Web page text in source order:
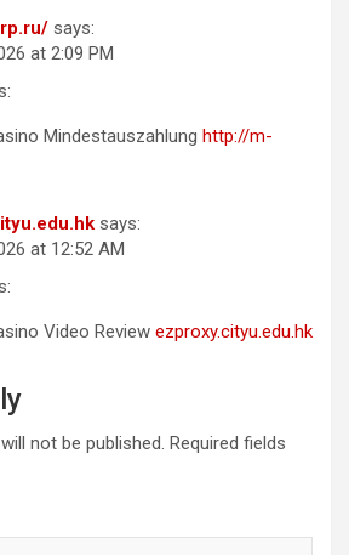
says:
at 2:09 PM
Mindestauszahlung http://m-
says:
at 12:52 AM
Video Review ezproxy.cityu.edu.hk
not be published. Required fields